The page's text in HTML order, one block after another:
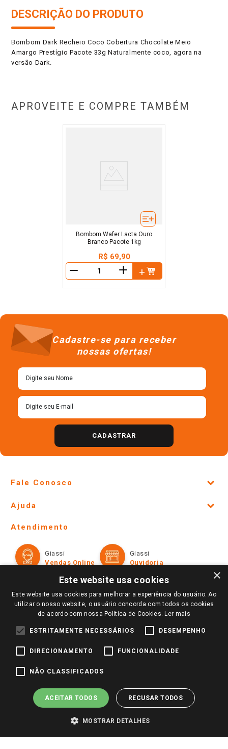
DESCRIÇÃO DO PRODUTO
Bombom Dark Recheio Coco Cobertura Chocolate Meio
Amargo Prestígio Pacote 33g Naturalmente coco, agora na
versão Dark.
APROVEITE E COMPRE TAMBÉM
Bombom Wafer Lacta Ouro
Branco Pacote 1kg
R$ 69,90
＋
Cadastre-se para receber
nossas ofertas!
CADASTRAR
Fale Conosco
Lojas Físicas e Horários
Ofertas
Televendas
Perguntas frequentes
Trabalhe Conosco
Identidade Visual
Ajuda
Formas de Pagamento
Políticas de entrega
Trocas e Devoluções
Atendimento
Giassi
Vendas Online
Giassi
Ouvidoria
Redes Sociais
Pagamento e Segurança
×
Este website usa cookies
Este website usa cookies para melhorar a experiência do usuário. Ao
utilizar o nosso website, o usuário concorda com todos os cookies
de acordo com nossa Política de Cookies. Ler mais
ESTRITAMENTE NECESSÁRIOS DESEMPENHO
DIRECIONAMENTO FUNCIONALIDADE
NÃO CLASSIFICADOS
ACEITAR TODOS RECUSAR TODOS
MOSTRAR DETALHES